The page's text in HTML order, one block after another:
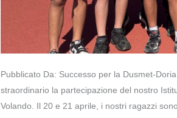
Pubblicato Da: Successo per la Dusmet-
straordinario la partecipazione del nostro
Volando. Il 20 e 21 aprile, i nostri ragazzi